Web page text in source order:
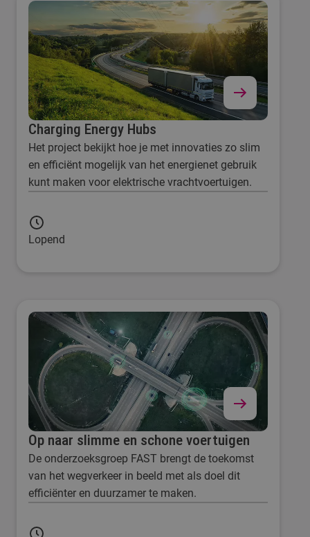
Charging Energy Hubs
Het project bekijkt hoe je met innovaties zo slim
en efficiënt mogelijk van het energienet gebruik
kunt maken voor elektrische vrachtvoertuigen.
Lopend
Op naar slimme en schone voertuigen
De onderzoeksgroep FAST brengt de toekomst
van het wegverkeer in beeld met als doel dit
efficiënter en duurzamer te maken.